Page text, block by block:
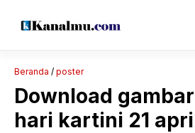
Beranda / poster
Download
hari kartini 21